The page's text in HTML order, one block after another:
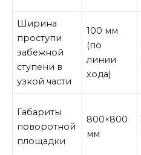
Ширина
проступи
забежной
ступени в
узкой части
100 мм
(по
линии
хода)
Габариты
поворотной
площадки
800×800
мм